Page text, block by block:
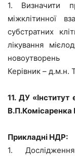
1. Визначити
міжклітинної
субстратних
лікування
новоутворень
Керівник – д.м.н.
11. ДУ «Інститут
Прикладні НДР:
1.